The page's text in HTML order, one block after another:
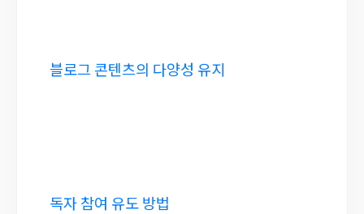
블로그 콘텐츠의 다양성 유지
독자 참여 유도 방법